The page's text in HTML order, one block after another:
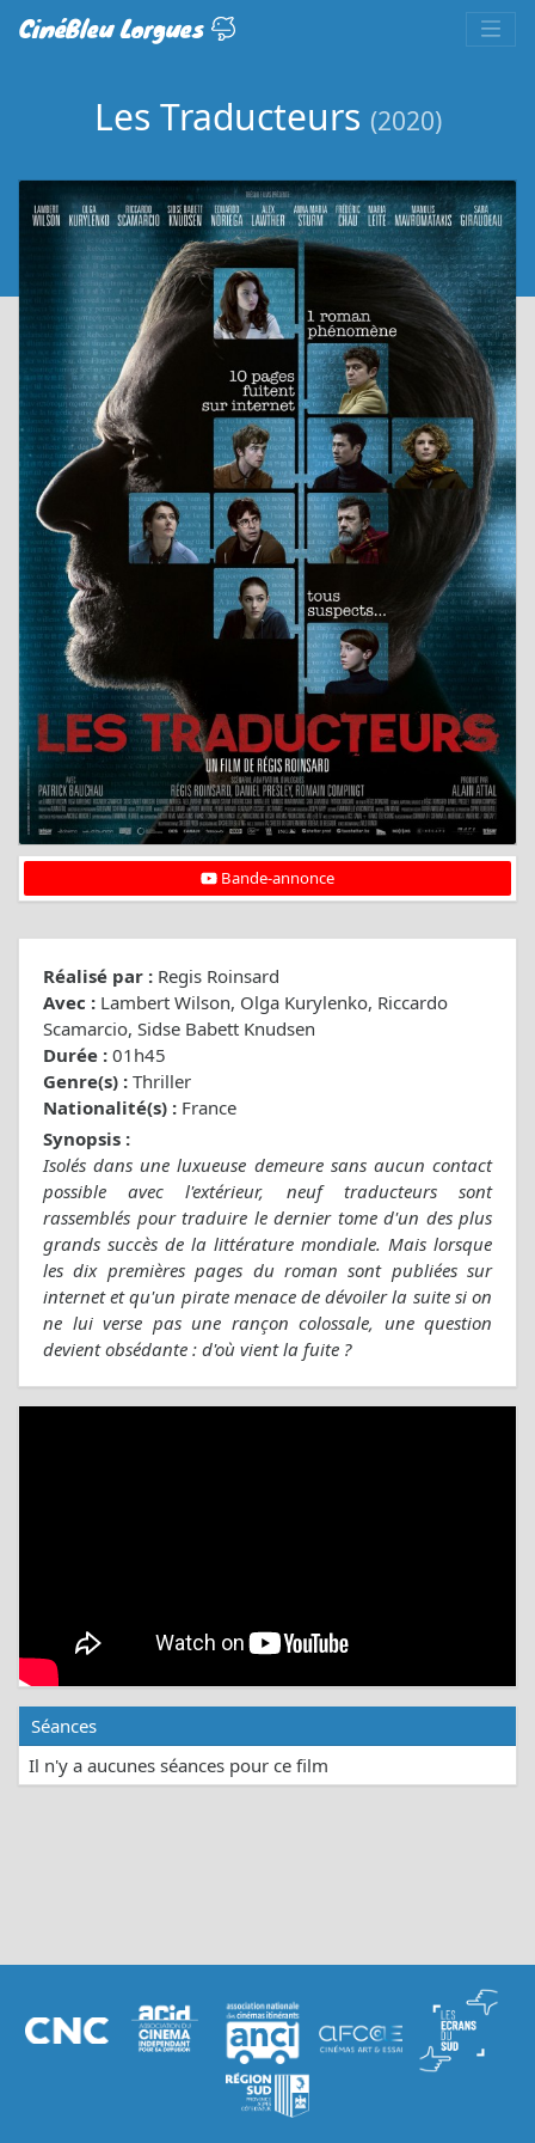
CinéBleu Lorgues
Les Traducteurs (2020)
Bande-annonce
Réalisé par : Regis Roinsard
Avec : Lambert Wilson, Olga Kurylenko, Riccardo
Scamarcio, Sidse Babett Knudsen
Durée : 01h45
Genre(s) : Thriller
Nationalité(s) : France
Synopsis :
Isolés dans une luxueuse demeure sans aucun contact
possible avec l'extérieur, neuf traducteurs sont
rassemblés pour traduire le dernier tome d'un des plus
grands succès de la littérature mondiale. Mais lorsque
les dix premières pages du roman sont publiées sur
internet et qu'un pirate menace de dévoiler la suite si on
ne lui verse pas une rançon colossale, une question
devient obsédante : d'où vient la fuite ?
Séances
Il n'y a aucunes séances pour ce film